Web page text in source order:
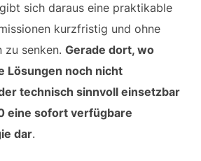
sich daraus eine praktikable
kurzfristig und ohne
senken. Gerade dort, wo
Lösungen noch nicht
technisch sinnvoll einsetzbar
eine sofort verfügbare
dar.